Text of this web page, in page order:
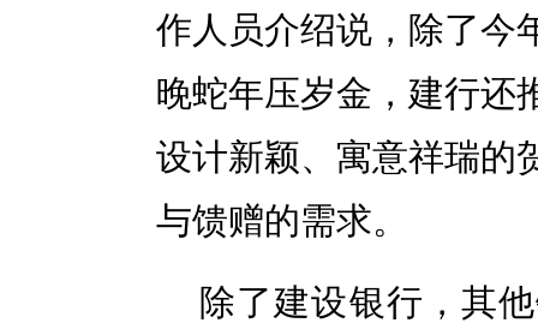
作人员介绍说，除了
晚蛇年压岁金，建行还
设计新颖、寓意祥瑞的
与馈赠的需求。
除了建设银行，其